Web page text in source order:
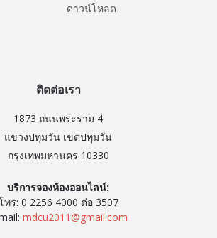
ดาวน์โหลด
ติดต่อเรา
1873 ถนนพระราม 4
แขวงปทุมวัน เขตปทุมวัน
กรุงเทพมหานคร 10330
บริการจองห้องออนไลน์:
ทร: 0 2256 4000 ต่อ 3507
mdcu2011@gmail.com